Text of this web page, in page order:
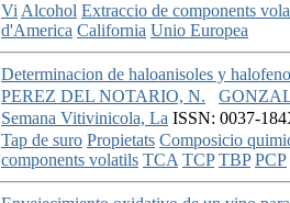
ViAlcohol Extraccio de components
d'America California Unio Europea
Determinacion de haloanisoles y
PEREZ DEL NOTARIO, N.
Semana Vitivinicola, La ISSN: 0037-
Tap de suro Propietats Composicio
components volatils TCA TCP TBP PCP